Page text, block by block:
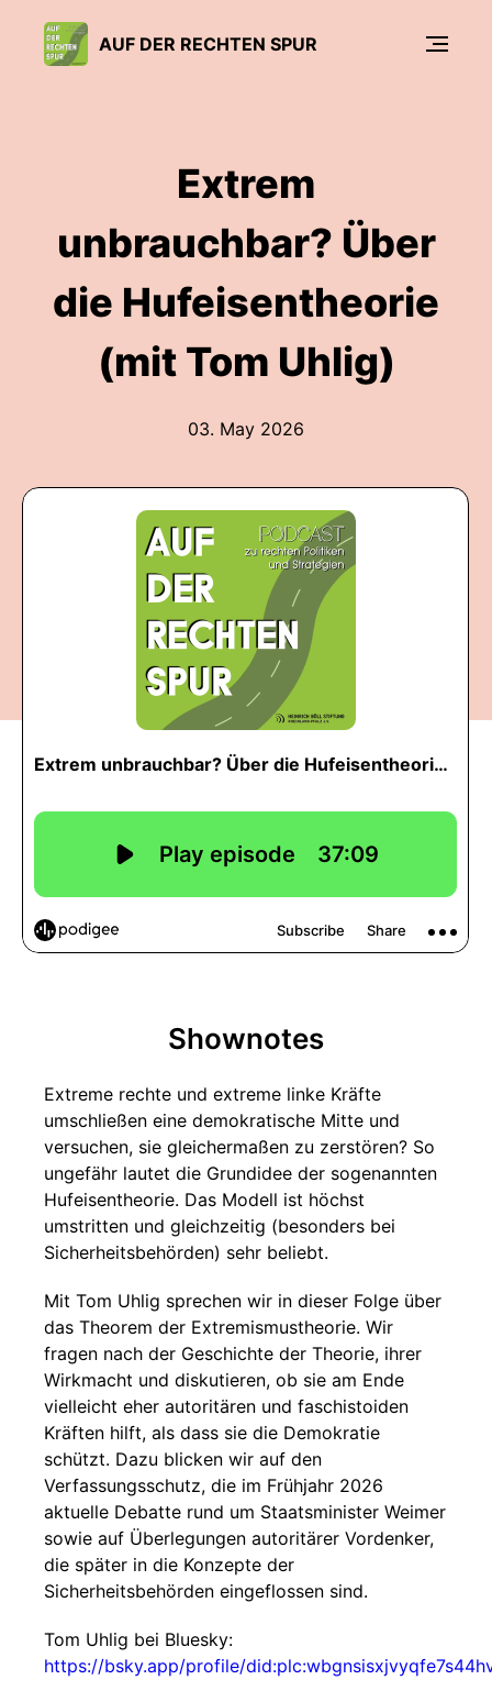
AUF DER RECHTEN SPUR
Extrem
unbrauchbar? Über
die Hufeisentheorie
(mit Tom Uhlig)
03. May 2026
Shownotes
Extreme rechte und extreme linke Kräfte
umschließen eine demokratische Mitte und
versuchen, sie gleichermaßen zu zerstören? So
ungefähr lautet die Grundidee der sogenannten
Hufeisentheorie. Das Modell ist höchst
umstritten und gleichzeitig (besonders bei
Sicherheitsbehörden) sehr beliebt.
Mit Tom Uhlig sprechen wir in dieser Folge über
das Theorem der Extremismustheorie. Wir
fragen nach der Geschichte der Theorie, ihrer
Wirkmacht und diskutieren, ob sie am Ende
vielleicht eher autoritären und faschistoiden
Kräften hilft, als dass sie die Demokratie
schützt. Dazu blicken wir auf den
Verfassungsschutz, die im Frühjahr 2026
aktuelle Debatte rund um Staatsminister Weimer
sowie auf Überlegungen autoritärer Vordenker,
die später in die Konzepte der
Sicherheitsbehörden eingeflossen sind.
Tom Uhlig bei Bluesky:
https://bsky.app/profile/